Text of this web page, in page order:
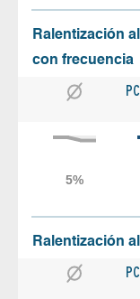
Ralentización
con frecuencia
Ralentización